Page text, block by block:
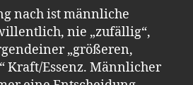
nach ist männliche
nie „zufällig“,
„größeren,
Kraft/Essenz. Männlicher